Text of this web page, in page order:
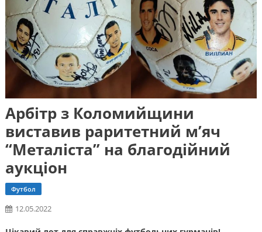
Арбітр з Коломийщини
виставив раритетний м’яч
“Металіста” на благодійний
аукціон
Футбол
12.05.2022